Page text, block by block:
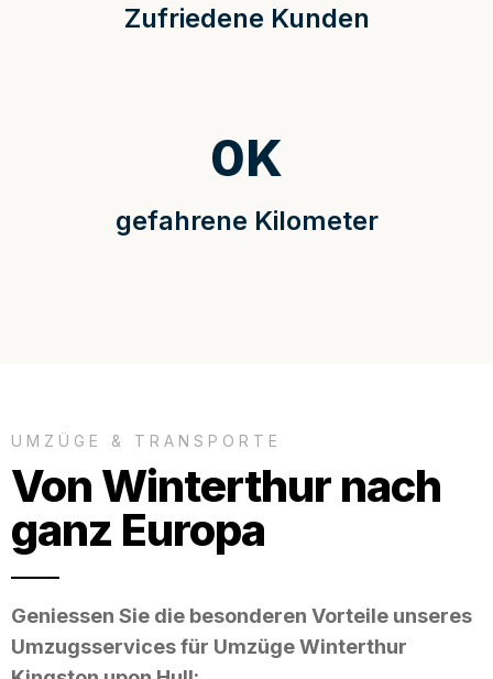
Zufriedene Kunden
gefahrene Kilometer
0K
UMZÜGE & TRANSPORTE
Von Winterthur nach
ganz Europa
Geniessen Sie die besonderen Vorteile unseres
Umzugsservices für Umzüge Winterthur